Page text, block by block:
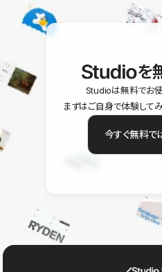
を
Studioは無料でお使
まずはご自身で体験して
今すぐ無料で